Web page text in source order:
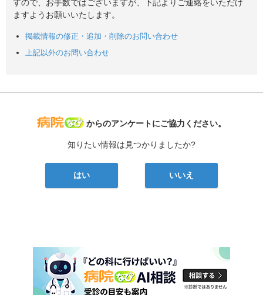
すので、お手数ではございますが、下記よりご連絡をいただけ
ますようお願いいたします。
掲載情報の修正・追加・削除のお問い合わせ
上記以外のお問い合わせ
病院なび
からのアンケートにご協力ください。
知りたい情報は見つかりましたか?
はい いいえ